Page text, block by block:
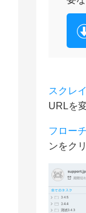
スクレ
URLを
フロー
ンをク